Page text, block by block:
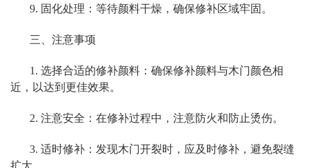
9. 固化处理：等待颜料干燥，确保修补区域牢固。
三、注意事项
1. 选择合适的修补颜料：确保修补颜料与木门颜色相
近，以达到更佳效果。
2. 注意安全：在修补过程中，注意防火和防止烫伤。
3. 适时修补：发现木门开裂时，应及时修补，避免裂缝
扩大。